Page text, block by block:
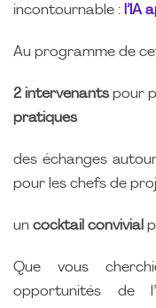
incontournable : l’IA
Au programme de
2 intervenantspour
pratiques
des échanges
pour les chefs de
un cocktail convivial
Que vous
opportunités de